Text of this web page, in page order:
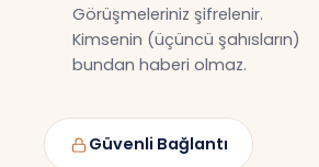
Görüşmeleriniz şifrelenir.
Kimsenin (üçüncü şahısların)
bundan haberi olmaz.
Güvenli Bağlantı